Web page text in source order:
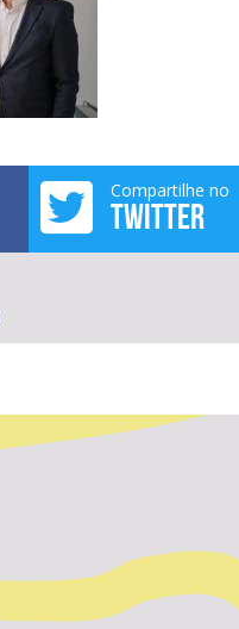
Compartilhe no
TWITTER